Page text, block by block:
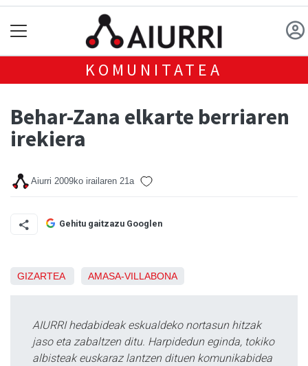
KOMUNITATEA
Behar-Zana elkarte berriaren
irekiera
Aiurri 2009ko irailaren 21a
Gehitu gaitzazu Googlen
GIZARTEA AMASA-VILLABONA
AIURRI hedabideak eskualdeko nortasun hitzak
jaso eta zabaltzen ditu. Harpidedun eginda, tokiko
albisteak euskaraz lantzen dituen komunikabidea